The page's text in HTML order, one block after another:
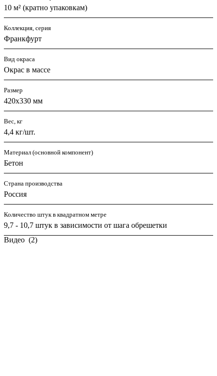
10 м² (кратно упаковкам)
Коллекция, серия
Франкфурт
Вид окраса
Окрас в массе
Размер
420х330 мм
Вес, кг
4,4 кг/шт.
Материал (основной компонент)
Бетон
Страна производства
Россия
Количество штук в квадратном метре
9,7 - 10,7 штук в зависимости от шага обрешетки
Видео (2)